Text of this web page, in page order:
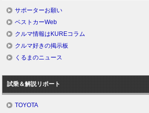
サポーターお願い
ベストカーWeb
クルマ情報はKUREコラム
クルマ好きの掲示板
くるまのニュース
試乗＆解説リポート
TOYOTA